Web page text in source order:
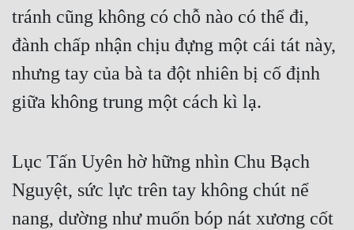
tránh cũng không có chỗ nào có thể đi,
đành chấp nhận chịu đựng một cái tát này,
nhưng tay của bà ta đột nhiên bị cố định
giữa không trung một cách kì lạ.
Lục Tấn Uyên hờ hững nhìn Chu Bạch
Nguyệt, sức lực trên tay không chút nể
nang, dường như muốn bóp nát xương cốt